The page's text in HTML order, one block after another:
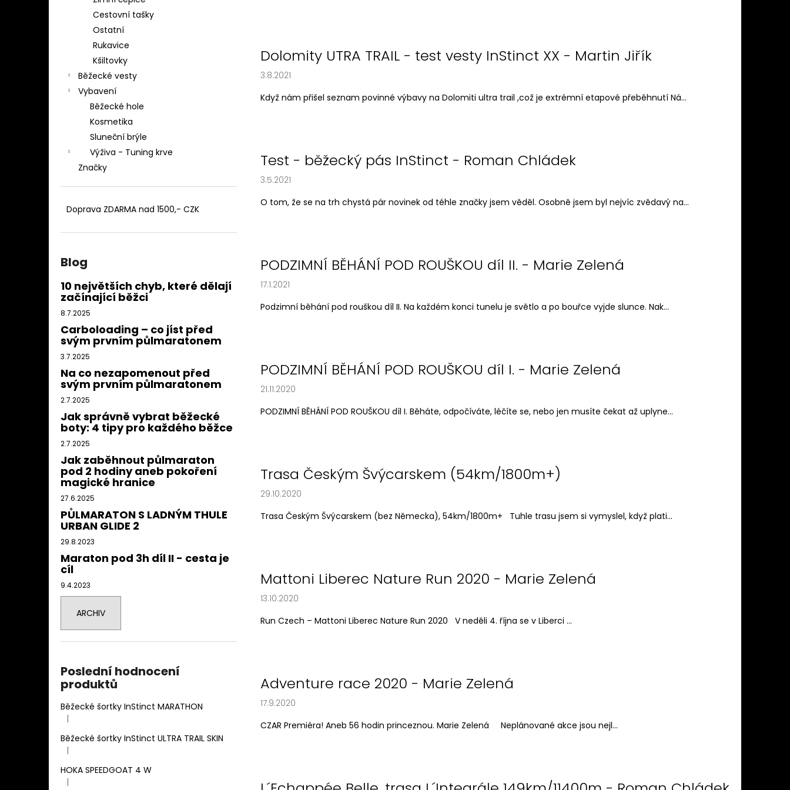
Cestovní tašky
Ostatní
Rukavice
Kšiltovky
Běžecké vesty
Vybavení
Běžecké hole
Kosmetika
Sluneční brýle
Výživa - Tuning krve
Značky
Doprava ZDARMA nad 1500,- CZK
Blog
10 největších chyb, které dělají
začínající běžci
8.7.2025
Carboloading – co jíst před
svým prvním půlmaratonem
3.7.2025
Na co nezapomenout před
svým prvním půlmaratonem
2.7.2025
Jak správně vybrat běžecké
boty: 4 tipy pro každého běžce
2.7.2025
Jak zaběhnout půlmaraton
pod 2 hodiny aneb pokoření
magické hranice
27.6.2025
PŮLMARATON S LADNÝM THULE
URBAN GLIDE 2
29.8.2023
Maraton pod 3h díl II - cesta je
cíl
9.4.2023
ARCHIV
Poslední hodnocení
produktů
Běžecké šortky InStinct MARATHON
Hodnocení produktu je 4 z 5 hvězdiček.
|
Běžecké šortky InStinct ULTRA TRAIL SKIN
Hodnocení produktu je 5 z 5 hvězdiček.
|
HOKA SPEEDGOAT 4 W
Hodnocení produktu je 3 z 5 hvězdiček.
|
Dolomity UTRA TRAIL - test vesty InStinct XX - Martin Jiřík
3.8.2021
Když nám přišel seznam povinné výbavy na Dolomiti ultra trail ,což je extrémní etapové přeběhnutí Ná...
Test - běžecký pás InStinct - Roman Chládek
3.5.2021
O tom, že se na trh chystá pár novinek od téhle značky jsem věděl. Osobně jsem byl nejvíc zvědavý na...
PODZIMNÍ BĚHÁNÍ POD ROUŠKOU díl II. - Marie Zelená
17.1.2021
Podzimní běhání pod rouškou díl II. Na každém konci tunelu je světlo a po bouřce vyjde slunce. Nak...
PODZIMNÍ BĚHÁNÍ POD ROUŠKOU díl I. - Marie Zelená
21.11.2020
PODZIMNÍ BĚHÁNÍ POD ROUŠKOU díl I. Běháte, odpočíváte, léčíte se, nebo jen musíte čekat až uplyne...
Trasa Českým Švýcarskem (54km/1800m+)
29.10.2020
Trasa Českým Švýcarskem (bez Německa), 54km/1800m+ Tuhle trasu jsem si vymyslel, když plati...
Mattoni Liberec Nature Run 2020 - Marie Zelená
13.10.2020
Run Czech – Mattoni Liberec Nature Run 2020 V neděli 4. října se v Liberci ...
Adventure race 2020 - Marie Zelená
17.9.2020
CZAR Premiéra! Aneb 56 hodin princeznou. Marie Zelená Neplánované akce jsou nejl...
BĚŽECKÉ TÍLKO EMIL Z
1 099 Kč
BĚŽECKÉ TRIKO COLORBLOK CHERRY W
BĚŽECKÁ VESTA PX 3.1L